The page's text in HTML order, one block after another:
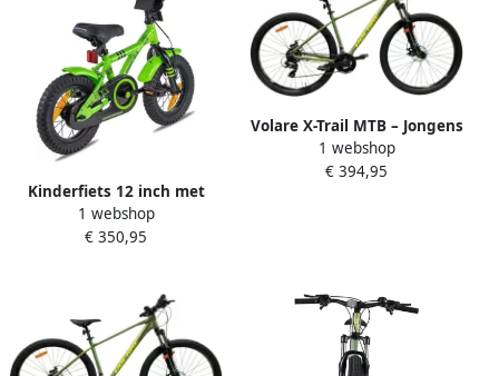
Kinderfiets 12 inch met
zijwieltjes Groene BMX voor
en
1 webshop
€ 350,95
Volare X-Trail MTB – Jongens
– 29 inch – M Groen – 21
speed
1 webshop
€ 394,95